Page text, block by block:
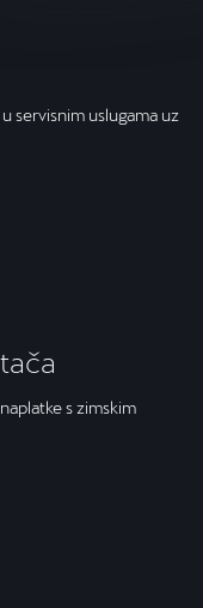
servisnim uslugama uz
s zimskim